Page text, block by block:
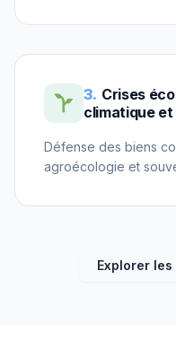
3. Crises
climatique
Défense des biens
agroécologie et
Explorer les